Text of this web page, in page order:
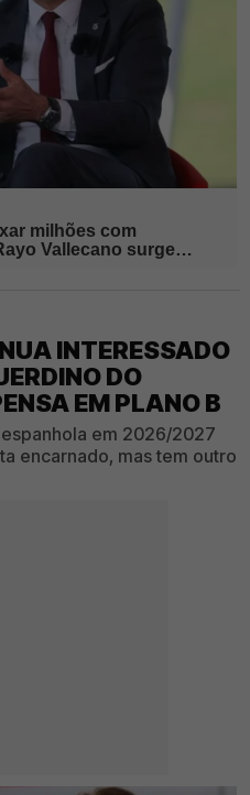
INTERESSADO
DO
EM PLANO B
em 2026/2027
encarnado, mas tem outro